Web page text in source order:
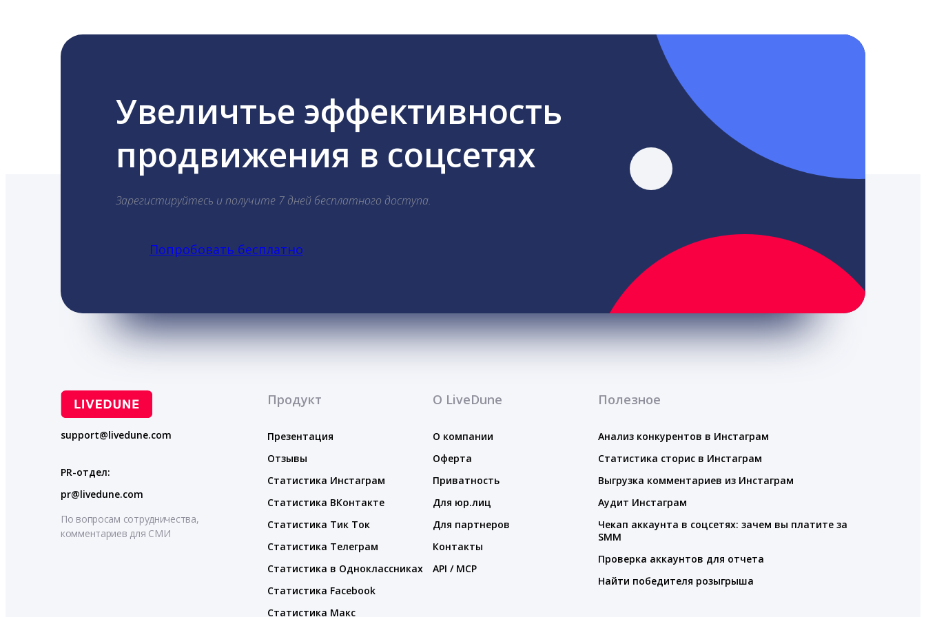
Увеличтье эффективность
продвижения в соцсетях
Зарегистируйтесь и получите 7 дней бесплатного доступа.
Попробовать бесплатно
support@livedune.com
PR-отдел:
pr@livedune.com
По вопросам сотрудничества,
комментариев для СМИ
Продукт
Презентация
Отзывы
Статистика Инстаграм
Статистика ВКонтакте
Статистика Тик Ток
Статистика Телеграм
Статистика в Одноклассниках
Статистика Facebook
Статистика Макс
О LiveDune
О компании
Оферта
Приватность
Для юр.лиц
Для партнеров
Контакты
API / MCP
Полезное
Анализ конкурентов в Инстаграм
Статистика сторис в Инстаграм
Выгрузка комментариев из Инстаграм
Аудит Инстаграм
Чекап аккаунта в соцсетях: зачем вы платите за
SMM
Проверка аккаунтов для отчета
Найти победителя розыгрыша